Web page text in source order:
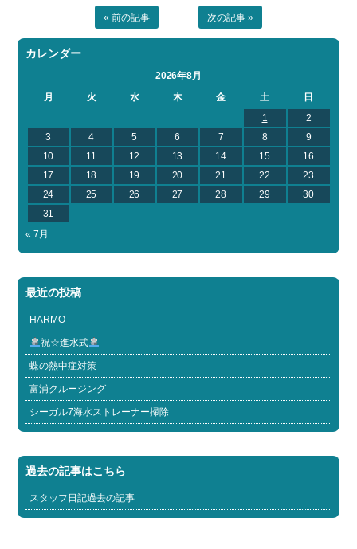
« 前の記事 次の記事 »
カレンダー
2026年8月
月
火 水 木 金 土
日
1
2
3
4 5 6 7 8
9
10
11 12 13 14 15
16
17
18 19 20 21 22
23
24
25 26 27 28 29
30
31
« 7月
最近の投稿
HARMO
祝☆進水式
蝶の熱中症対策
富浦クルージング
シーガル7海水ストレーナー掃除
過去の記事はこちら
スタッフ日記過去の記事